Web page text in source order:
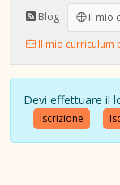
Blog
Il mio
Il mio curriculum
Devi effettuare il
Iscrizione